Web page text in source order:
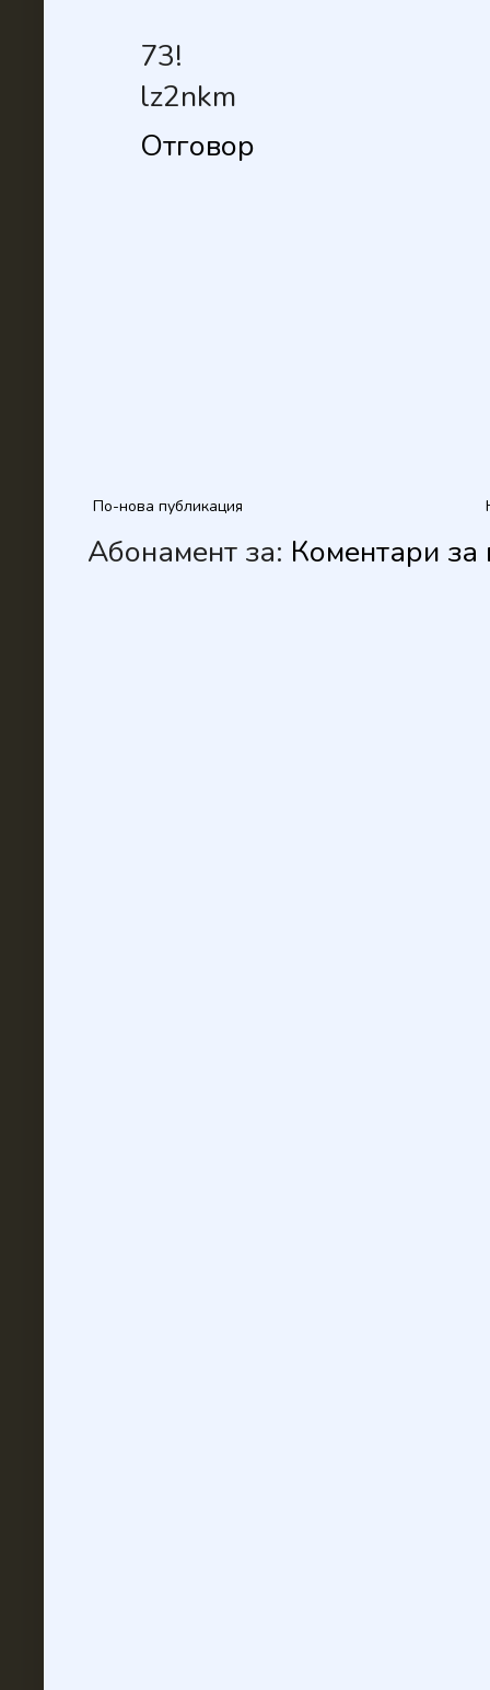
73!
lz2nkm
Отговор
По-нова публикация
Абонамент за: Коментари